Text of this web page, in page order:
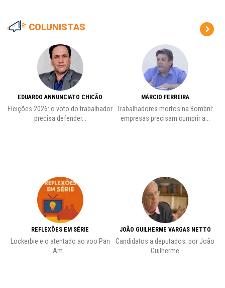
COLUNISTAS
EDUARDO ANNUNCIATO CHICÃO
Eleições 2026: o voto do trabalhador
precisa defender...
REFLEXÕES EM SÉRIE
Lockerbie e o atentado ao voo Pan
Am...
MÁRCIO FERREIRA
Trabalhadores mortos na Bombril:
empresas precisam cumprir a...
JOÃO GUILHERME VARGAS NETTO
Candidatos a deputados; por João
Guilherme